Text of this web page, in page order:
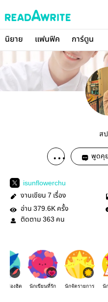
นิยาย แฟนฟิค การ์ตูน
สป
พูดคุ
isunflowerchu
งานเขียน 7 เรื่อง
อ่าน 379.6K ครั้ง
ติดตาม 363 คน
งเรื่องฮิต นักเขียนที่รัก นักจัดรายการ นั